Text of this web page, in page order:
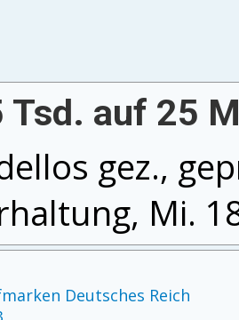
Tsd. auf 25
gez.,
Mi.
Deutsches Reich